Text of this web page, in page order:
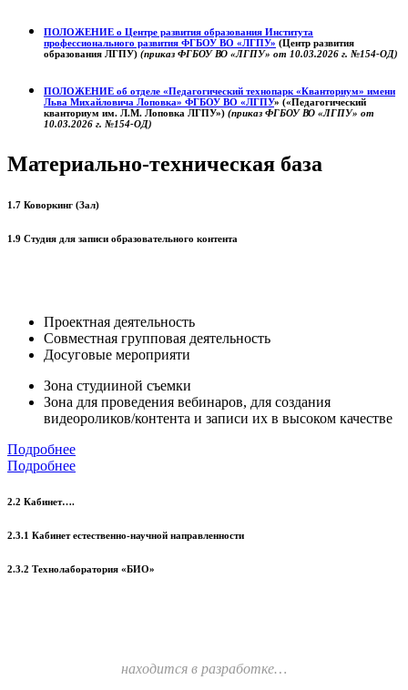
ПОЛОЖЕНИЕ о Центре развития образования Института
профессионального развития ФГБОУ ВО «ЛГПУ» (Центр развития
образования ЛГПУ) (приказ ФГБОУ ВО «ЛГПУ» от 10.03.2026 г. №154-ОД)
ПОЛОЖЕНИЕ об отделе «Педагогический технопарк «Кванториум» имени
Льва Михайловича Лоповка» ФГБОУ ВО «ЛГПУ» («Педагогический
кванториум им. Л.М. Лоповка ЛГПУ») (приказ ФГБОУ ВО «ЛГПУ» от
10.03.2026 г. №154-ОД)
Материально-техническая база
1.7 Коворкинг (Зал)
1.9 Студия для записи образовательного контента
Проектная деятельность
Совместная групповая деятельность
Досуговые мероприяти
Зона студииной съемки
Зона для проведения вебинаров, для создания
видеороликов/контента и записи их в высоком качестве
Подробнее
Подробнее
2.2 Кабинет….
2.3.1 Кабинет естественно-научной направленности
2.3.2 Технолаборатория «БИО»
находится в разработке…